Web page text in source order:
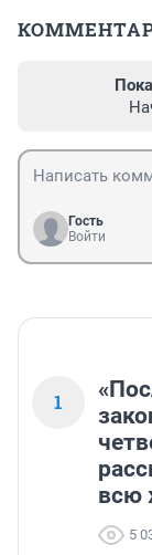
Гость
Войти
1
всю
5